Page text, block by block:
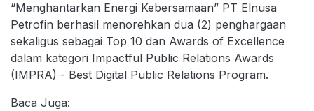
“Menghantarkan Energi Kebersamaan” PT Elnusa
Petrofin berhasil menorehkan dua (2) penghargaan
sekaligus sebagai Top 10 dan Awards of Excellence
dalam kategori Impactful Public Relations Awards
(IMPRA) - Best Digital Public Relations Program.
Baca Juga: